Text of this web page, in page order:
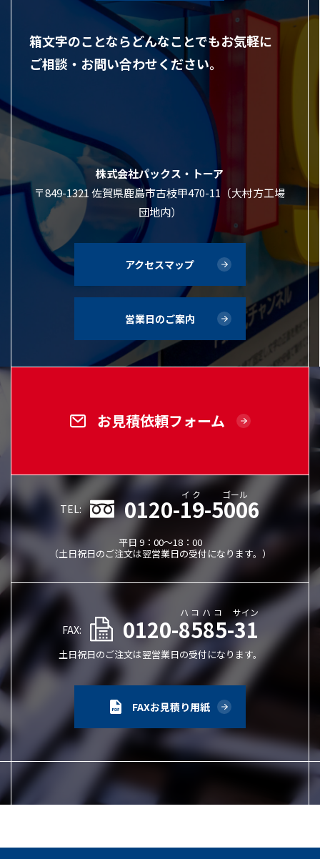
箱文字のことならどんなことでもお気軽に
ご相談・お問い合わせください。
株式会社パックス・トーア
〒849-1321 佐賀県鹿島市古枝甲470-11（大村方工場
団地内）
アクセスマップ
営業日のご案内
お見積依頼フォーム
TEL: 0120-19-5006
イク ゴール
平日 9：00～18：00
（土日祝日のご注文は翌営業日の受付になります。）
FAX: 0120-8585-31
ハコハコ サイン
土日祝日のご注文は翌営業日の受付になります。
FAXお見積り用紙